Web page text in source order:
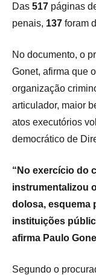
Das 517 páginas
penais, 137 foram
No documento, o
Gonet, afirma que
organização
articulador, maior
atos executórios
democrático de
“No exercício do
instrumentalizou
dolosa, esquema
instituições
afirma Paulo
Segundo o